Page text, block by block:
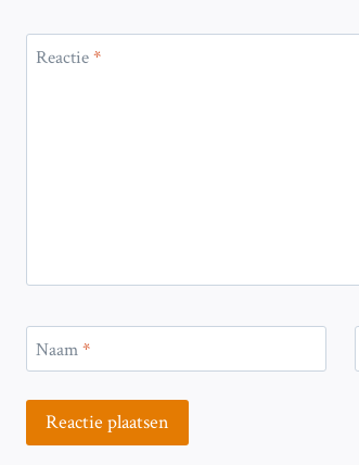
Reactie*
Naam*